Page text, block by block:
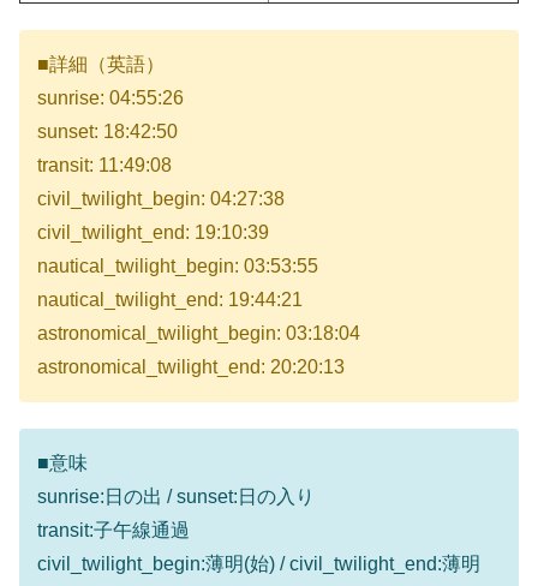
■詳細（英語）
sunrise: 04:55:26
sunset: 18:42:50
transit: 11:49:08
civil_twilight_begin: 04:27:38
civil_twilight_end: 19:10:39
nautical_twilight_begin: 03:53:55
nautical_twilight_end: 19:44:21
astronomical_twilight_begin: 03:18:04
astronomical_twilight_end: 20:20:13
■意味
sunrise:日の出 / sunset:日の入り
transit:子午線通過
civil_twilight_begin:薄明(始) / civil_twilight_end:薄明